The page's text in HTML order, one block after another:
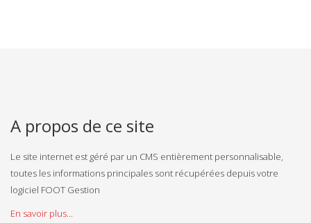
A propos de ce site
Le site internet est géré par un CMS entièrement personnalisable,
toutes les informations principales sont récupérées depuis votre
logiciel FOOT Gestion
En savoir plus...